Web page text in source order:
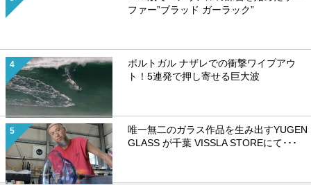
ファー”ブラッド ガーラック”
ポルトガル ナザレでの衝撃ワイプアウ
ト！5連発で押し寄せる巨大波
唯一無二のガラス作品を生み出すYUGEN
GLASS が千葉 VISSLA STOREにて･･･